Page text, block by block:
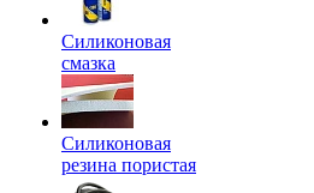
Силиконовая
смазка
Силиконовая
резина пористая